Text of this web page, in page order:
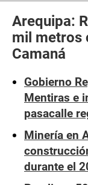
Arequipa:
mil metros
Camaná
Gobierno
Mentiras e
pasacalle
Minería en
durante el